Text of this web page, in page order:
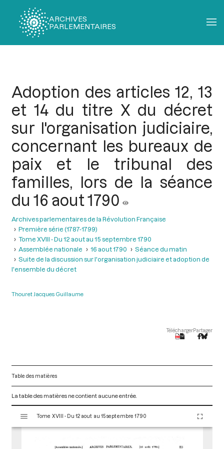
ARCHIVES
PARLEMENTAIRES
Adoption des articles 12, 13
et 14 du titre X du décret
sur l'organisation judiciaire,
concernant les bureaux de
paix et le tribunal des
familles, lors de la séance
du 16 aout 1790
Archives parlementaires de la Révolution Française
Première série (1787-1799)
Tome XVIII - Du 12 aout au 15 septembre 1790
Assemblée nationale
16 aout 1790
Séance du matin
Suite de la discussion sur l'organisation judiciaire et adoption de
l'ensemble du décret
Thouret Jacques Guillaume
TéléchargerPartager
Table des matières
La table des matières ne contient aucune entrée.
s
Tome XVIII - Du 12 aout au 15 septembre 1790